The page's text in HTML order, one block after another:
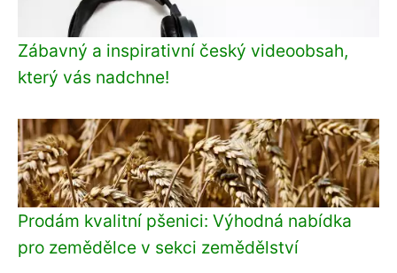
Zábavný a inspirativní český videoobsah,
který vás nadchne!
Prodám kvalitní pšenici: Výhodná nabídka
pro zemědělce v sekci zemědělství